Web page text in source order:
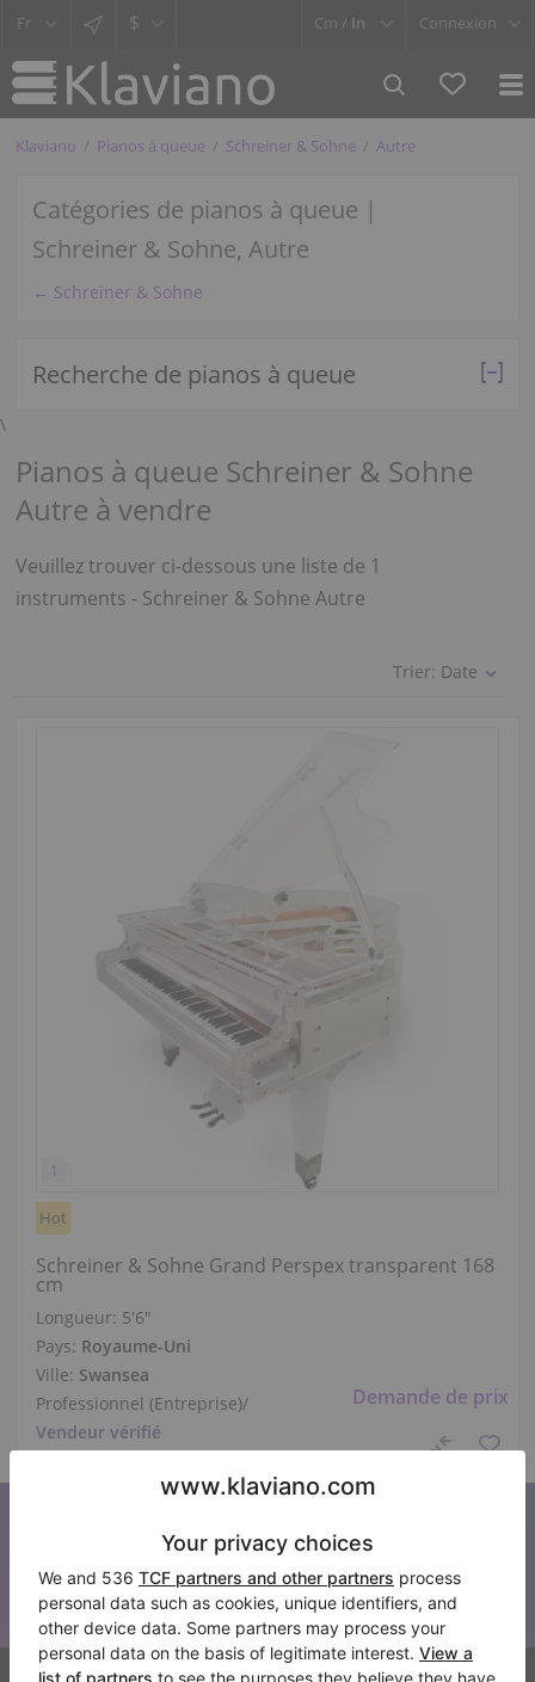
$ Cm / In Connexion
Klaviano Pianos à queue Schreiner & Sohne Autre
Catégories de pianos à queue |
Schreiner & Sohne, Autre
← Schreiner & Sohne
Recherche de pianos à queue
\
Pianos à queue Schreiner & Sohne
Autre à vendre
Veuillez trouver ci-dessous une liste de 1
instruments - Schreiner & Sohne Autre
Trier: Date
Demande de prix
Hot
Schreiner & Sohne Grand Perspex transparent 168
cm
Longueur: 5′6″
Pays: Royaume-Uni
Ville: Swansea
Professionnel (Entreprise)/
Vendeur vérifié
S’abonner à notre newsletter
Restez au courant de toutes les nouvelles de Klaviano